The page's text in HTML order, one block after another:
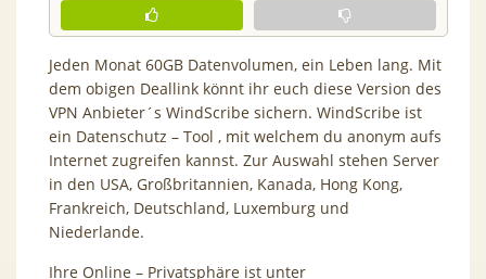
Jeden Monat 60GB Datenvolumen, ein Leben lang. Mit
dem obigen Deallink könnt ihr euch diese Version des
VPN Anbieter´s WindScribe sichern. WindScribe ist
ein Datenschutz – Tool , mit welchem du anonym aufs
Internet zugreifen kannst. Zur Auswahl stehen Server
in den USA, Großbritannien, Kanada, Hong Kong,
Frankreich, Deutschland, Luxemburg und
Niederlande.
Ihre Online – Privatsphäre ist unter